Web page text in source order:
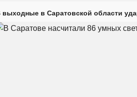
выходные в Саратовской области